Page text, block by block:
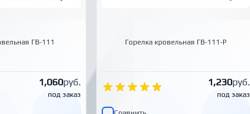
ГВ-111
1,060руб.
под заказ
Горелка кровельная ГВ-111-Р
1,230руб.
под заказ